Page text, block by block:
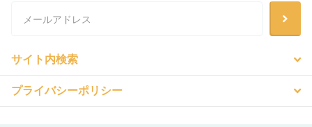
サイト内検索
プライバシーポリシー